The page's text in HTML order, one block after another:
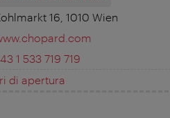
16, 1010 Wien
1 533 719 719
di apertura